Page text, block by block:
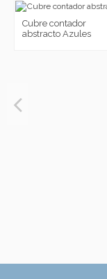
Cubre contador
abstracto Azules